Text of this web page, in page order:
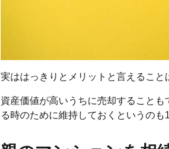
実ははっきりとメリットと言えること
資産価値が高いうちに売却すること
る時のために維持しておくというのも